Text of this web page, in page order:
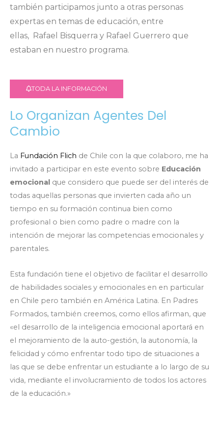
también participamos junto a otras personas
expertas en temas de educación, entre
ellas, Rafael Bisquerra y Rafael Guerrero que
estaban en nuestro programa.
TODA LA INFORMACIÓN
Lo Organizan Agentes Del
Cambio
La Fundación Flich de Chile con la que colaboro, me ha
invitado a participar en este evento sobre Educación
emocional que considero que puede ser del interés de
todas aquellas personas que invierten cada año un
tiempo en su formación continua bien como
profesional o bien como padre o madre con la
intención de mejorar las competencias emocionales y
parentales.
Esta fundación tiene el objetivo de facilitar el desarrollo
de habilidades sociales y emocionales en en particular
en Chile pero también en América Latina. En Padres
Formados, también creemos, como ellos afirman, que
«el desarrollo de la inteligencia emocional aportará en
el mejoramiento de la auto-gestión, la autonomía, la
felicidad y cómo enfrentar todo tipo de situaciones a
las que se debe enfrentar un estudiante a lo largo de su
vida, mediante el involucramiento de todos los actores
de la educación.»